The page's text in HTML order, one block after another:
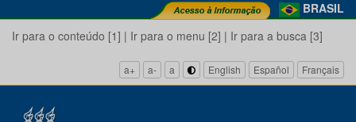
BRASIL
Ir para o conteúdo [1] | Ir para o menu [2] | Ir para a busca [3]
a+ a- a English Español Français